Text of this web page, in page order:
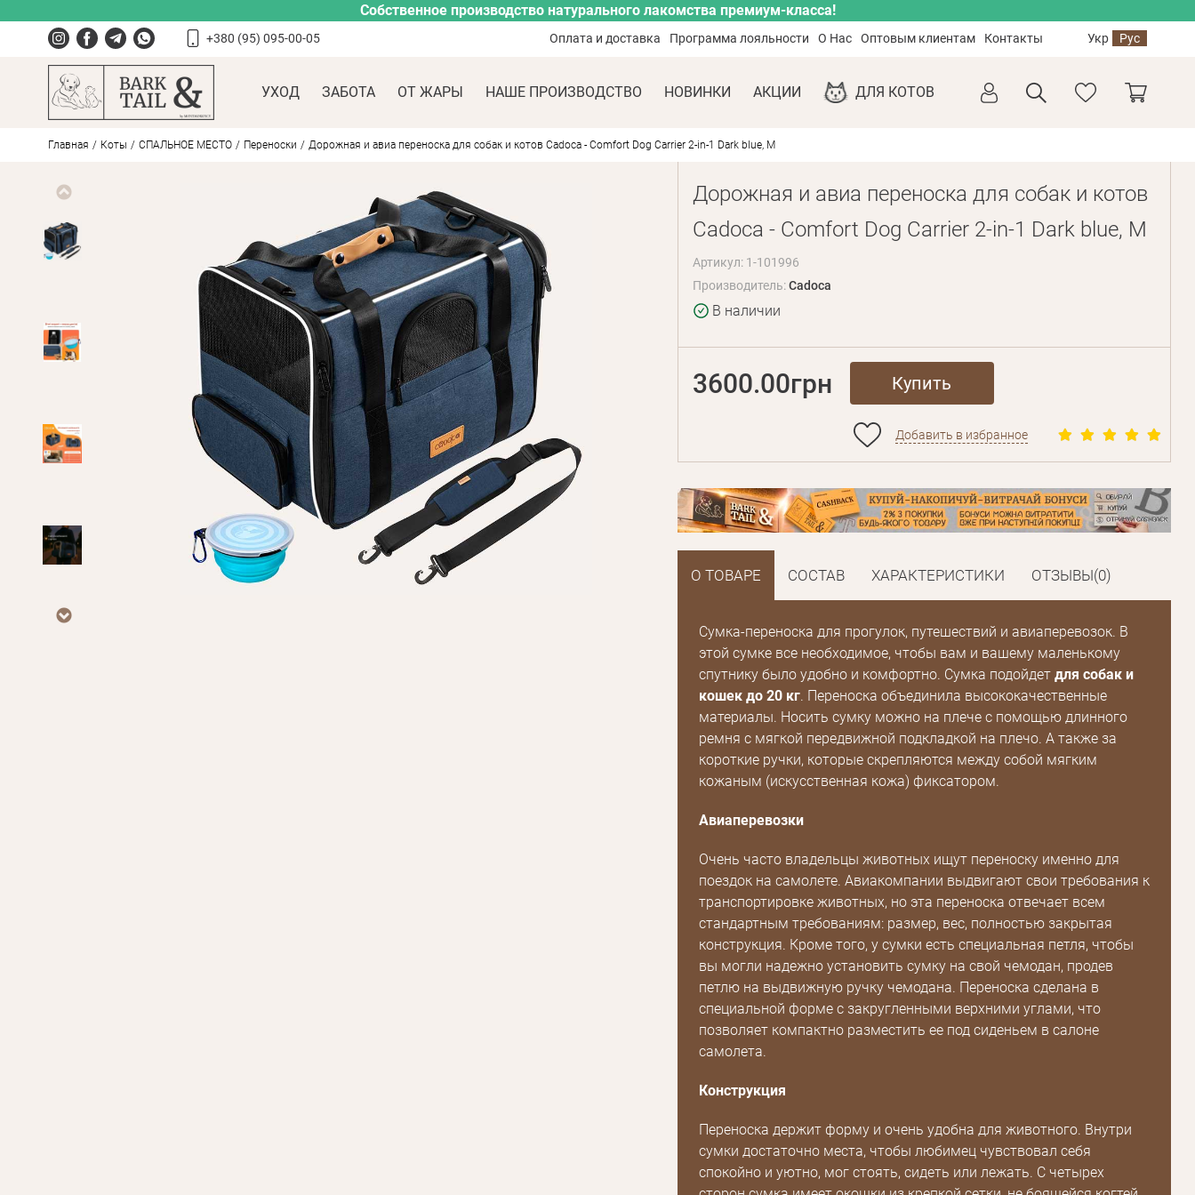
Собственное производство натурального лакомства премиум-класса!
+380 (95) 095-00-05 Оплата и доставка Программа лояльности О Нас Оптовым клиентам Контакты Укр Рус
УХОД ЗАБОТА ОТ ЖАРЫ НАШЕ ПРОИЗВОДСТВО НОВИНКИ АКЦИИ ДЛЯ КОТОВ
Главная Коты СПАЛЬНОЕ МЕСТО Переноски Дорожная и авиа переноска для собак и котов Cadoca - Comfort Dog Carrier 2-in-1 Dark blue, M
Дорожная и авиа переноска для собак и котов
Cadoca - Comfort Dog Carrier 2-in-1 Dark blue, M
Артикул: 1-101996
Производитель:Cadoca
В наличии
3600.00грн Купить
Добавить в избранное
О ТОВАРЕ СОСТАВ ХАРАКТЕРИСТИКИ ОТЗЫВЫ(0)
Сумка-переноска для прогулок, путешествий и авиаперевозок. В
этой сумке все необходимое, чтобы вам и вашему маленькому
спутнику было удобно и комфортно. Сумка подойдет для собак и
кошек до 20 кг. Переноска объединила высококачественные
материалы. Носить сумку можно на плече с помощью длинного
ремня с мягкой передвижной подкладкой на плечо. А также за
короткие ручки, которые скрепляются между собой мягким
кожаным (искусственная кожа) фиксатором.
Авиаперевозки
Очень часто владельцы животных ищут переноску именно для
поездок на самолете. Авиакомпании выдвигают свои требования к
транспортировке животных, но эта переноска отвечает всем
стандартным требованиям: размер, вес, полностью закрытая
конструкция. Кроме того, у сумки есть специальная петля, чтобы
вы могли надежно установить сумку на свой чемодан, продев
петлю на выдвижную ручку чемодана. Переноска сделана в
специальной форме с закругленными верхними углами, что
позволяет компактно разместить ее под сиденьем в салоне
самолета.
Конструкция
Переноска держит форму и очень удобна для животного. Внутри
сумки достаточно места, чтобы любимец чувствовал себя
спокойно и уютно, мог стоять, сидеть или лежать. С четырех